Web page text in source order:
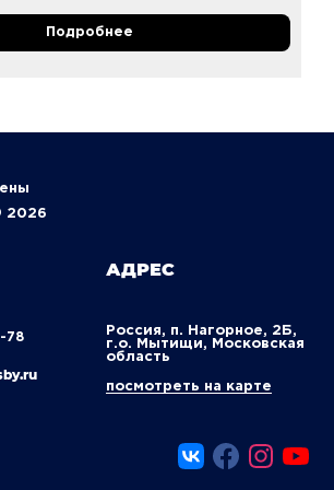
Подробнее
2026
78
АДРЕС
Россия, п. Нагорное, 2Б,
г.о. Мытищи, Московская
область
посмотреть на карте